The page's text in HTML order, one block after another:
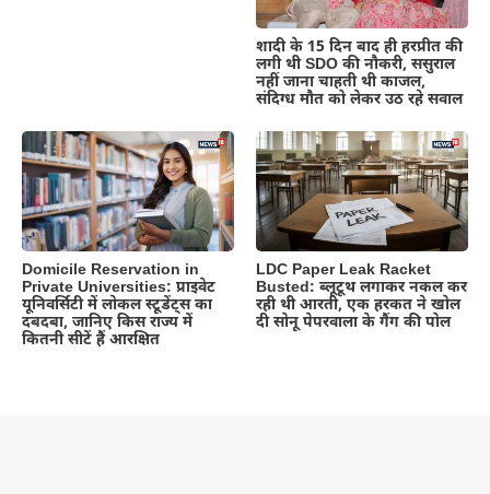
शादी के 15 दिन बाद ही हरप्रीत की
लगी थी SDO की नौकरी, ससुराल
नहीं जाना चाहती थी काजल,
संदिग्ध मौत को लेकर उठ रहे सवाल
Domicile Reservation in
Private Universities: प्राइवेट
यूनिवर्सिटी में लोकल स्टूडेंट्स का
दबदबा, जानिए किस राज्य में
कितनी सीटें हैं आरक्षित
LDC Paper Leak Racket
Busted: ब्लूटूथ लगाकर नकल कर
रही थी आरती, एक हरकत ने खोल
दी सोनू पेपरवाला के गैंग की पोल